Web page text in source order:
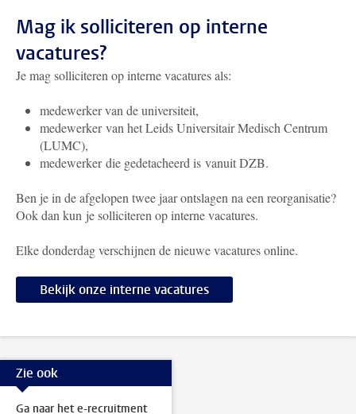
Mag ik solliciteren op interne
vacatures?
Je mag solliciteren op interne vacatures als:
medewerker van de universiteit,
medewerker van het Leids Universitair Medisch Centrum
(LUMC),
medewerker die gedetacheerd is vanuit DZB.
Ben je in de afgelopen twee jaar ontslagen na een reorganisatie?
Ook dan kun je solliciteren op interne vacatures.
Elke donderdag verschijnen de nieuwe vacatures online.
Bekijk onze interne vacatures
Zie ook
Ga naar het e-recruitment